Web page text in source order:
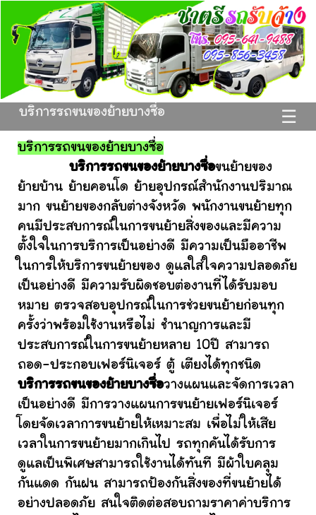
☰
บริการรถขนของย้ายบางซื่อ
บริการรถขนของย้ายบางซื่อ
บริการรถขนของย้ายบางซื่อขนย้ายของ
ย้ายบ้าน ย้ายคอนโด ย้ายอุปกรณ์สำนักงานปริมาณ
มาก ขนย้ายของกลับต่างจังหวัด พนักงานขนย้ายทุก
คนมีประสบการณ์ในการขนย้ายสิ่งของและมีความ
ตั้งใจในการบริการเป็นอย่างดี มีความเป็นมืออาชีพ
ในการให้บริการขนย้ายของ ดูแลใส่ใจความปลอดภัย
เป็นอย่างดี มีความรับผิดชอบต่องานที่ได้รับมอบ
หมาย ตรวจสอบอุปกรณ์ในการช่วยขนย้ายก่อนทุก
ครั้งว่าพร้อมใช้งานหรือไม่ ชำนาญการและมี
ประสบการณ์ในการขนย้ายหลาย 10ปี สามารถ
ถอด-ประกอบเฟอร์นิเจอร์ ตู้ เตียงได้ทุกชนิด
บริการรถขนของย้ายบางซื่อวางแผนและจัดการเวลา
เป็นอย่างดี มีการวางแผนการขนย้ายเฟอร์นิเจอร์
โดยจัดเวลาการขนย้ายให้เหมาะสม เพื่อไม่ให้เสีย
เวลาในการขนย้ายมากเกินไป รถทุกคันได้รับการ
ดูแลเป็นพิเศษสามารถใช้งานได้ทันที มีผ้าใบคลุม
กันแดด กันฝน สามารถป้องกันสิ่งของที่ขนย้ายได้
อย่างปลอดภัย สนใจติดต่อสอบถามราคาค่าบริการ